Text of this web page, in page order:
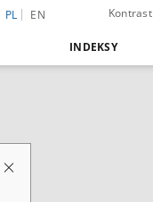
PL EN Kontrast
INDEKSY